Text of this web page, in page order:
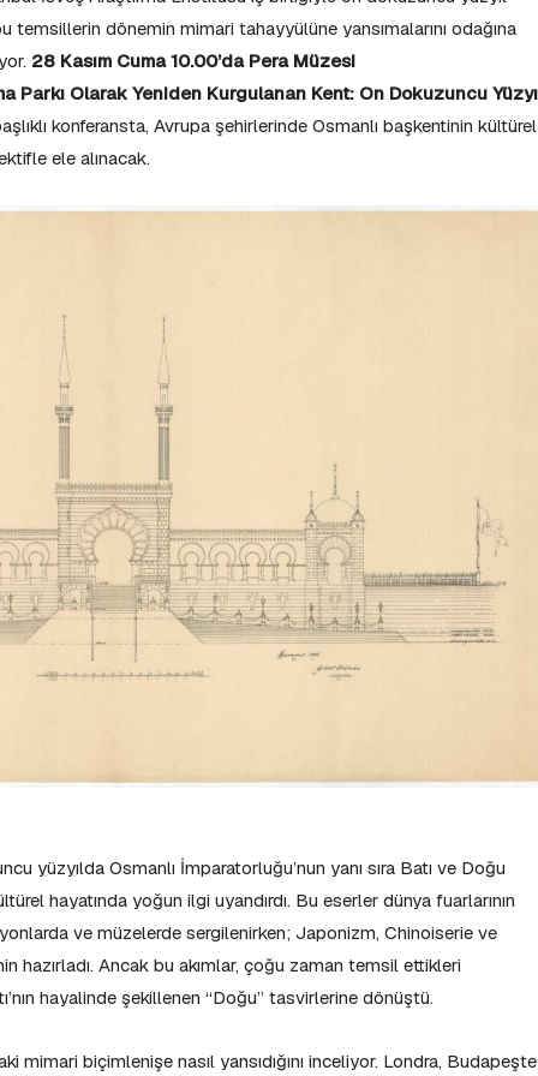
temsillerin dönemin mimari tahayyülüne yansımalarını odağına
28 Kasım Cuma 10.00’da Pera Müzesi
Parkı Olarak Yeniden Kurgulanan Kent: On Dokuzuncu
konferansta, Avrupa şehirlerinde Osmanlı başkentinin kültürel
ele alınacak.
yüzyılda Osmanlı İmparatorluğu’nun yanı sıra Batı ve Doğu
hayatında yoğun ilgi uyandırdı. Bu eserler dünya fuarlarının
ve müzelerde sergilenirken; Japonizm, Chinoiserie ve
hazırladı. Ancak bu akımlar, çoğu zaman temsil ettikleri
hayalinde şekillenen “Doğu” tasvirlerine dönüştü.
mimari biçimlenişe nasıl yansıdığını inceliyor. Londra, Budapeşte